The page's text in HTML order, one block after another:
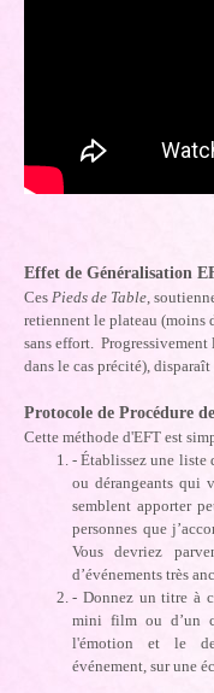
Effet de Généralisation
Ces Pieds de Table ,
retiennent le plateau (moins
sans effort.
dans le cas précité),
Protocole de Procédure
Cette méthode d'EFT est
- Établissez une liste
ou dérangeants qui
semblent apporter
personnes que
Vous devriez
d’événements très
- Donnez un titre à
mini film ou d’un
l'émotion et le
événement, sur une